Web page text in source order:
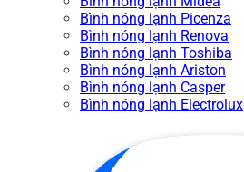
Bình nóng lạnh Picenza
Bình nóng lạnh Renova
Bình nóng lạnh Toshiba
Bình nóng lạnh Ariston
Bình nóng lạnh Casper
Bình nóng lạnh Electrolux